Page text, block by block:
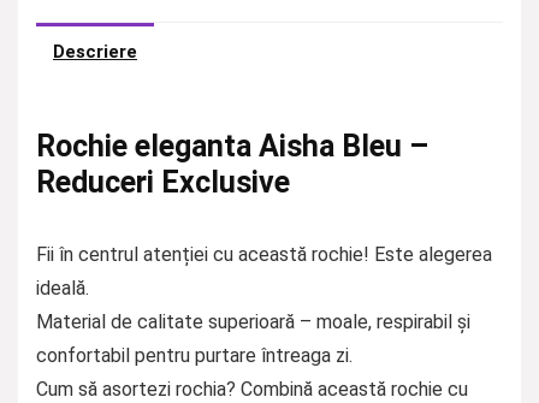
Descriere
Rochie eleganta Aisha Bleu –
Reduceri Exclusive
Fii în centrul atenției cu această rochie! Este alegerea
ideală.
Material de calitate superioară – moale, respirabil și
confortabil pentru purtare întreaga zi.
Cum să asortezi rochia? Combină această rochie cu